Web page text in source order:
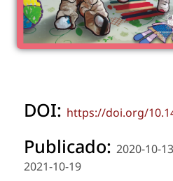
DOI: https://doi.org/
Publicado: 2020-10-
2021-10-19